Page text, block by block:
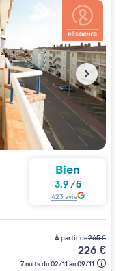
Bien
3.9/5
423avis
à partir de265€
226 €
7 nuits du 02/11 au 09/11